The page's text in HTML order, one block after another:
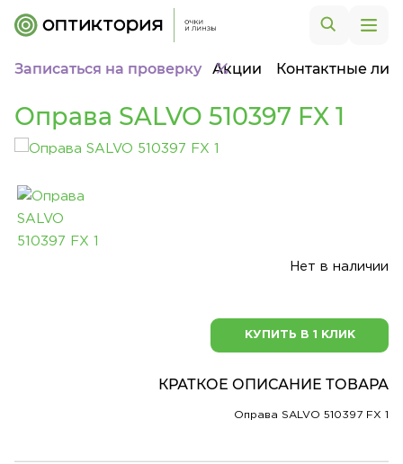
Записаться на проверку Акции Контактные
Оправа SALVO 510397 FX 1
Нет в наличии
КУПИТЬ В 1 КЛИК
КРАТКОЕ ОПИСАНИЕ ТОВАРА
Оправа SALVO 510397 FX 1